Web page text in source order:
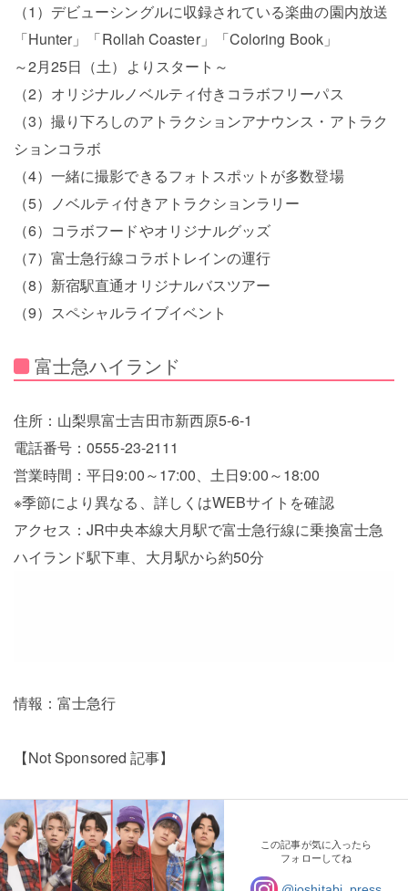
（1）デビューシングルに収録されている楽曲の園内放送
「Hunter」「Rollah Coaster」「Coloring Book」
～2月25日（土）よりスタート～
（2）オリジナルノベルティ付きコラボフリーパス
（3）撮り下ろしのアトラクションアナウンス・アトラク
ションコラボ
（4）一緒に撮影できるフォトスポットが多数登場
（5）ノベルティ付きアトラクションラリー
（6）コラボフードやオリジナルグッズ
（7）富士急行線コラボトレインの運行
（8）新宿駅直通オリジナルバスツアー
（9）スペシャルライブイベント
富士急ハイランド
住所：山梨県富士吉田市新西原5-6-1
電話番号：0555-23-2111
営業時間：平日9:00～17:00、土日9:00～18:00
※季節により異なる、詳しくはWEBサイトを確認
アクセス：JR中央本線大月駅で富士急行線に乗換富士急
ハイランド駅下車、大月駅から約50分
情報：富士急行
【Not Sponsored 記事】
この記事が気に入ったら
フォローしてね